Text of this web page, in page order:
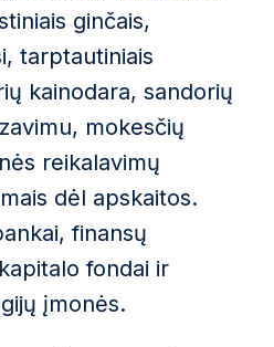
ginčais,
tarptautiniais
kainodara, sandorių
mokesčių
reikalavimų
dėl apskaitos.
finansų
fondai ir
įmonės.